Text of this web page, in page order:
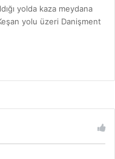
yolda kaza meydana
yolu üzeri Danişment